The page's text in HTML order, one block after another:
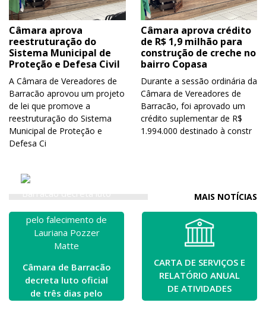
Câmara aprova
reestruturação do
Sistema Municipal de
Proteção e Defesa Civil
A Câmara de Vereadores de
Barracão aprovou um projeto
de lei que promove a
reestruturação do Sistema
Municipal de Proteção e
Defesa Ci
Câmara aprova crédito
de R$ 1,9 milhão para
construção de creche no
bairro Copasa
Durante a sessão ordinária da
Câmara de Vereadores de
Barracão, foi aprovado um
crédito suplementar de R$
1.994.000 destinado à constr
MAIS NOTÍCIAS
Câmara de Barracão
decreta luto oficial
de três dias pelo
CARTA DE SERVIÇOS E
RELATÓRIO ANUAL
DE ATIVIDADES